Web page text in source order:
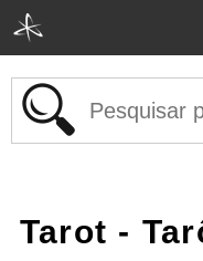
Tarot -